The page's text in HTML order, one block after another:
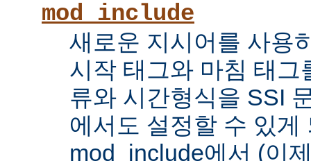
mod_include
새로운 지시어를 사용
시작 태그와 마침 태그
류와 시간형식을 SSI
에서도 설정할 수 있게
mod_include에서 (이